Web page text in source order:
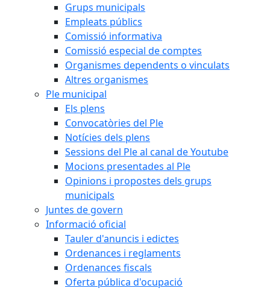
Grups municipals
Empleats públics
Comissió informativa
Comissió especial de comptes
Organismes dependents o vinculats
Altres organismes
Ple municipal
Els plens
Convocatòries del Ple
Notícies dels plens
Sessions del Ple al canal de Youtube
Mocions presentades al Ple
Opinions i propostes dels grups
municipals
Juntes de govern
Informació oficial
Tauler d'anuncis i edictes
Ordenances i reglaments
Ordenances fiscals
Oferta pública d'ocupació